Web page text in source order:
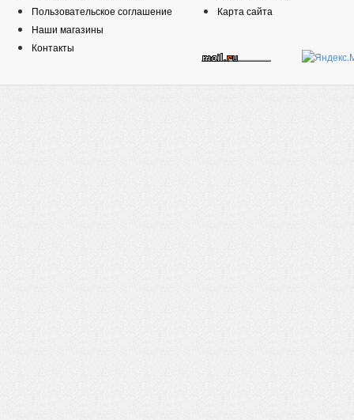
Пользовательское соглашение
Наши магазины
Контакты
Карта сайта